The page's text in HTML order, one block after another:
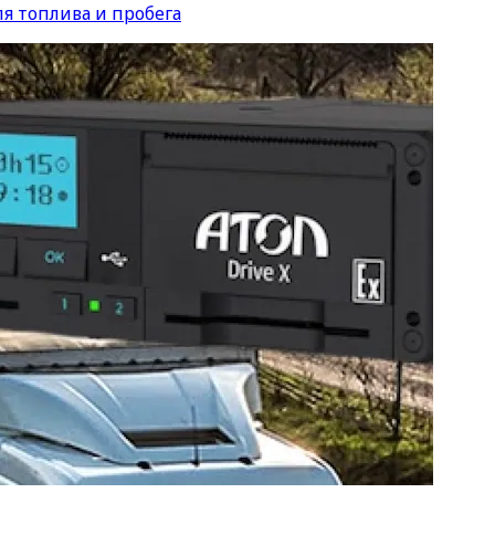
топлива и пробега